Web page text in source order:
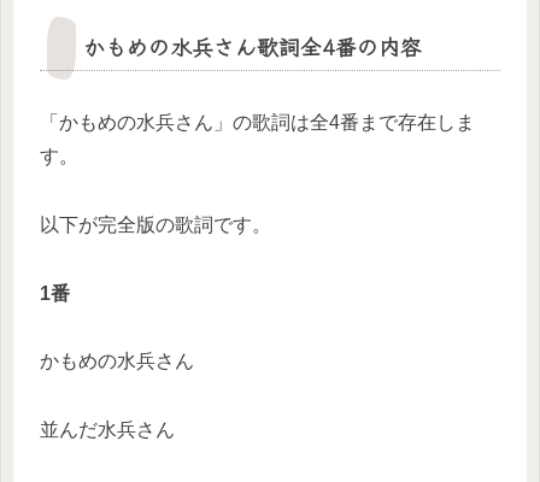
かもめの水兵さん歌詞全4番の内容
「かもめの水兵さん」の歌詞は全4番まで存在しま
す。
以下が完全版の歌詞です。
1番
かもめの水兵さん
並んだ水兵さん